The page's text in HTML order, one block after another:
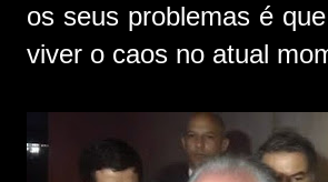
os seus problemas é
viver o caos no atual